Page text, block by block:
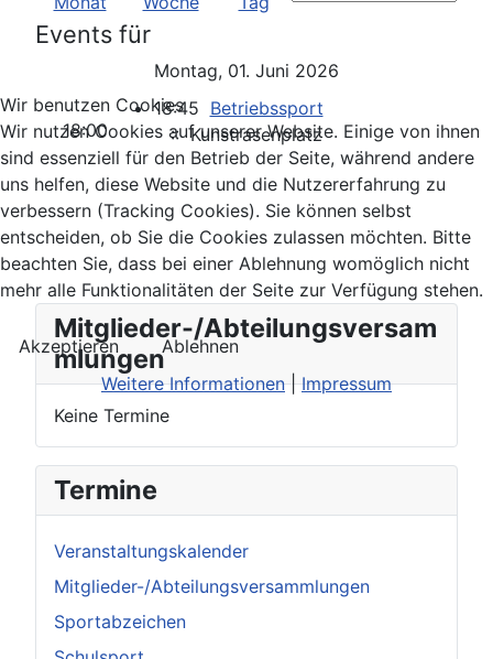
Mitglieder-/Abteilungsversam
mlungen
Keine Termine
Termine
Veranstaltungskalender
Mitglieder-/Abteilungsversammlungen
Sportabzeichen
Events für
Montag, 01. Juni 2026
18:00
18:45 Betriebssport
:: Kunstrasenplatz
Wir benutzen Cookies
Wir nutzen Cookies auf unserer Website. Einige von ihnen
sind essenziell für den Betrieb der Seite, während andere
uns helfen, diese Website und die Nutzererfahrung zu
verbessern (Tracking Cookies). Sie können selbst
entscheiden, ob Sie die Cookies zulassen möchten. Bitte
beachten Sie, dass bei einer Ablehnung womöglich nicht
mehr alle Funktionalitäten der Seite zur Verfügung stehen.
Akzeptieren
Ablehnen
Weitere Informationen|Impressum